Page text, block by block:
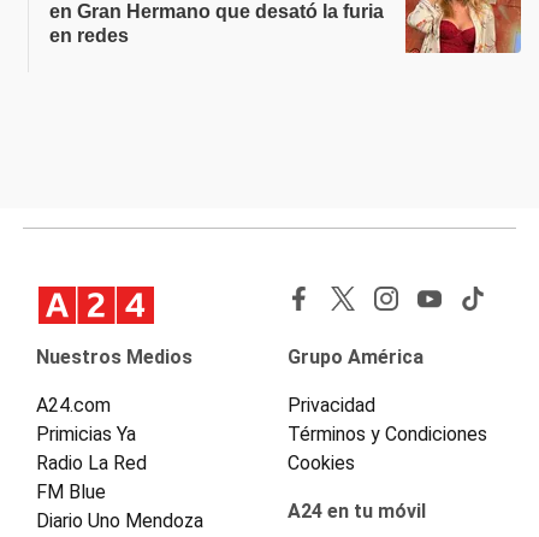
en Gran Hermano que desató la furia
en redes
Nuestros Medios
A24.com
Primicias Ya
Radio La Red
FM Blue
Diario Uno Mendoza
Grupo América
Privacidad
Términos y Condiciones
Cookies
A24 en tu móvil